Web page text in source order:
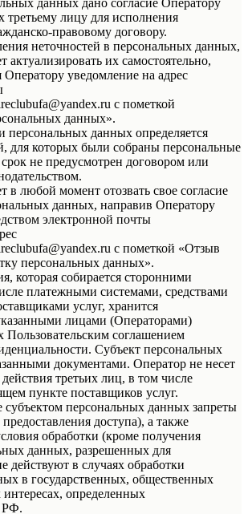
третьему лицу для исполнения
правовому договору.
неточностей в персональных данных,
актуализировать их самостоятельно,
уведомление на адрес
с пометкой
данных».
персональных данных определяется
для которых были собраны персональные
не предусмотрен договором или
в любой момент отозвать свое согласие
данных, направив Оператору
электронной почты
с пометкой «Отзыв
персональных данных».
которая собирается сторонними
платежными системами, средствами
услуг, хранится
лицами (Операторами)
Пользовательским соглашением
Субъект персональных
документами. Оператор не несет
действия третьих лиц, в том числе
пункте поставщиков услуг.
субъектом персональных данных запреты
доступа), а также
обработки (кроме получения
данных, разрешенных для
действуют в случаях обработки
в государственных, общественных
определенных
РФ.